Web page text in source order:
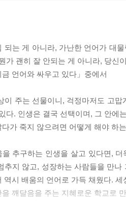
되는 게 아니라, 가난한 언어가 대
가 괜히 잘 안되는 게 아니라, 당신
언어와 싸우고 있다」중에서
이 주는 선물이니, 걱정마저도 고
다. 인생은 결국 선택이며, 그 안에
가 죽지 않으려면 어떻게 해야 하
추구하는 인생을 살고 있다면,
추지 않고, 성장하는 사람들을 만
역시 배움의 언어로 가득 채웠다.
깨달음을 주는 지혜로운 학교로